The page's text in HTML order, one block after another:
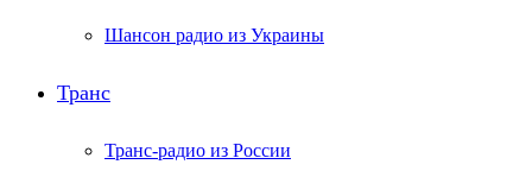
Шансон радио из Украины
Транс
Транс-радио из России